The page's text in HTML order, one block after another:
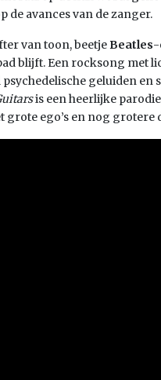
de avances van de zanger.
van toon, beetjeBeatles-
blijft. Een rocksong met
psychedelische geluiden
is een heerlijke
grote ego’s en nog grotere